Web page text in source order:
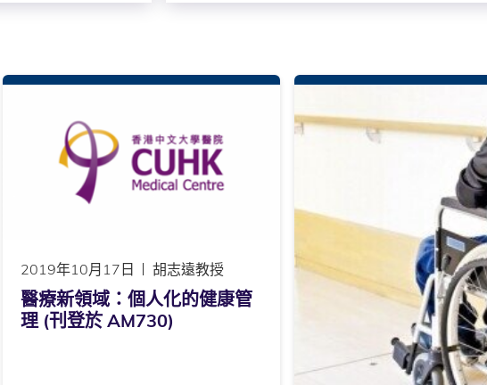
2019年10月17日 胡志遠教授
醫療新領域：個人化的健康管
理 (刊登於 AM730)